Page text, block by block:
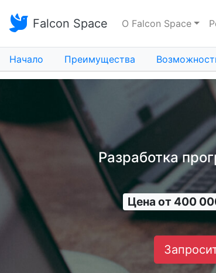
Falcon Space О Falcon Space
Начало Преимущества
Разработка
Цена от 400